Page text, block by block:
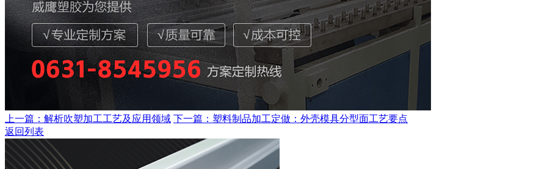
上一篇：解析吹塑加工工艺及应用领域 下一篇：塑料制品加工定做：外壳模具分型面工艺要点
返回列表